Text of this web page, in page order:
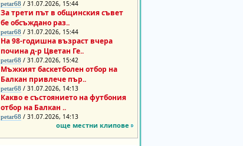
petar68 / 31.07.2026, 15:44
За трети път в общинския съвет
бе обсъждано раз..
petar68 / 31.07.2026, 15:44
На 98-годишна възраст вчера
почина д-р Цветан Ге..
petar68 / 31.07.2026, 15:42
Мъжкият баскетболен отбор на
Балкан привлече пър..
petar68 / 31.07.2026, 14:13
Какво е състоянието на футбония
отбор на Балкан ..
petar68 / 31.07.2026, 14:13
още местни клипове